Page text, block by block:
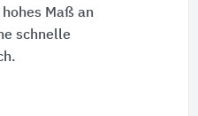
Maß an
schnelle